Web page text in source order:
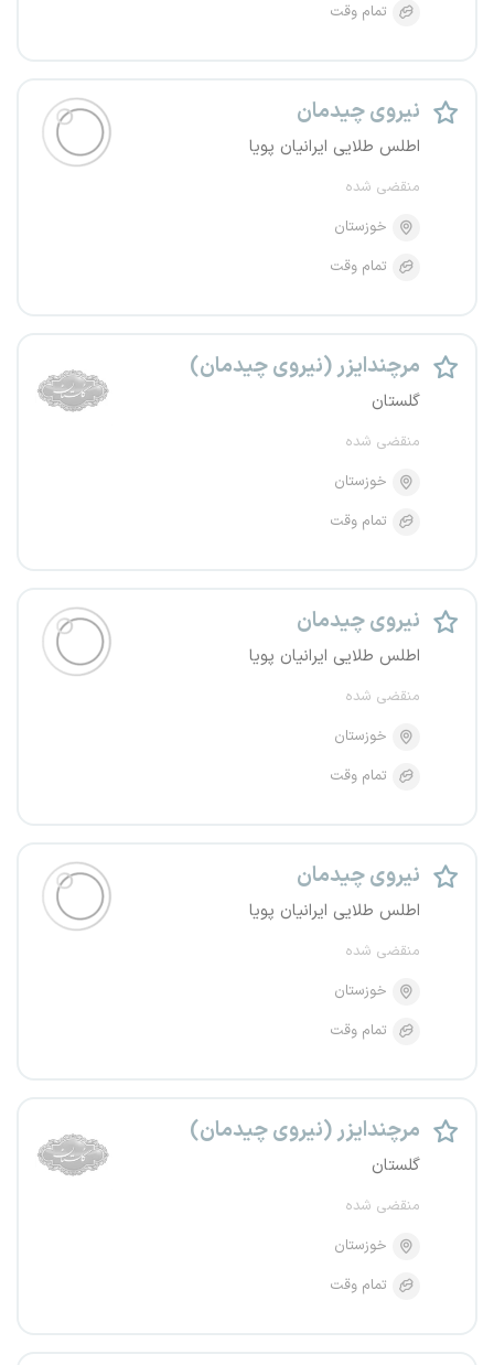
تمام وقت
نیروی چیدمان
اطلس طلایی ایرانیان پویا
منقضی شده
خوزستان
تمام وقت
مرچندایزر (نیروی چیدمان)
گلستان
منقضی شده
خوزستان
تمام وقت
نیروی چیدمان
اطلس طلایی ایرانیان پویا
منقضی شده
خوزستان
تمام وقت
نیروی چیدمان
اطلس طلایی ایرانیان پویا
منقضی شده
خوزستان
تمام وقت
مرچندایزر (نیروی چیدمان)
گلستان
منقضی شده
خوزستان
تمام وقت